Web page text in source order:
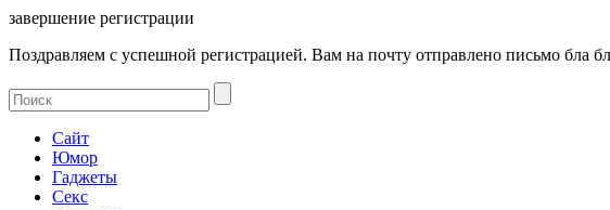
завершение регистрации
Поздравляем с успешной регистрацией. Вам на почту отправлено письмо бла
Сайт
Юмор
Гаджеты
Секс